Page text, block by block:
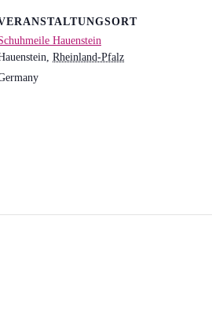
Hauenstein
Rheinland-Pfalz